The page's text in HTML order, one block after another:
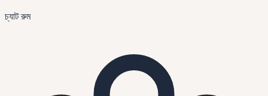
চ্যাট রুম